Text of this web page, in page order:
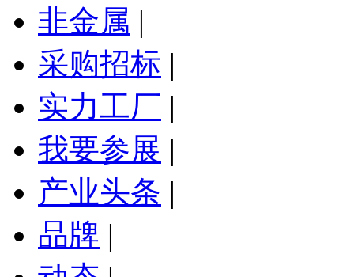
非金属 |
采购招标 |
实力工厂 |
我要参展 |
产业头条 |
品牌 |